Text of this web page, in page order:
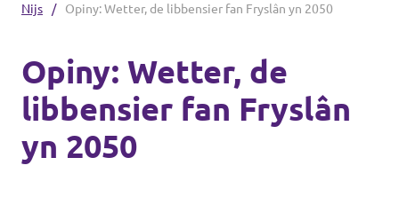
Frysk
Belied
Oer Volt
Nijs / Opiny: Wetter, de libbensier fan Fryslân yn 2050
Opiny: Wetter, de
libbensier fan Fryslân
yn 2050